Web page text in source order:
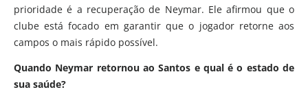
prioridade é a recuperação de Neymar. Ele afirmou que o
clube está focado em garantir que o jogador retorne aos
campos o mais rápido possível.
Quando Neymar retornou ao Santos e qual é o estado de
sua saúde?